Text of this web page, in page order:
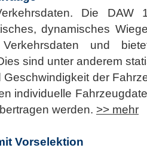
Die DAW
dynamisches
und
sind unter anderem
der
individuelle
werden. >> mehr
Vorselektion